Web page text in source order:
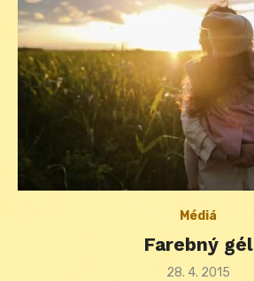
Médiá
Farebný gél
Posted
28. 4. 2015